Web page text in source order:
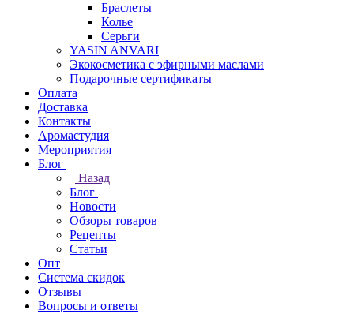
Браслеты
Колье
Серьги
YASIN ANVARI
Экокосметика с эфирными маслами
Подарочные сертификаты
Оплата
Доставка
Контакты
Аромастудия
Мероприятия
Блог
Назад
Блог
Новости
Обзоры товаров
Рецепты
Статьи
Опт
Система скидок
Отзывы
Вопросы и ответы